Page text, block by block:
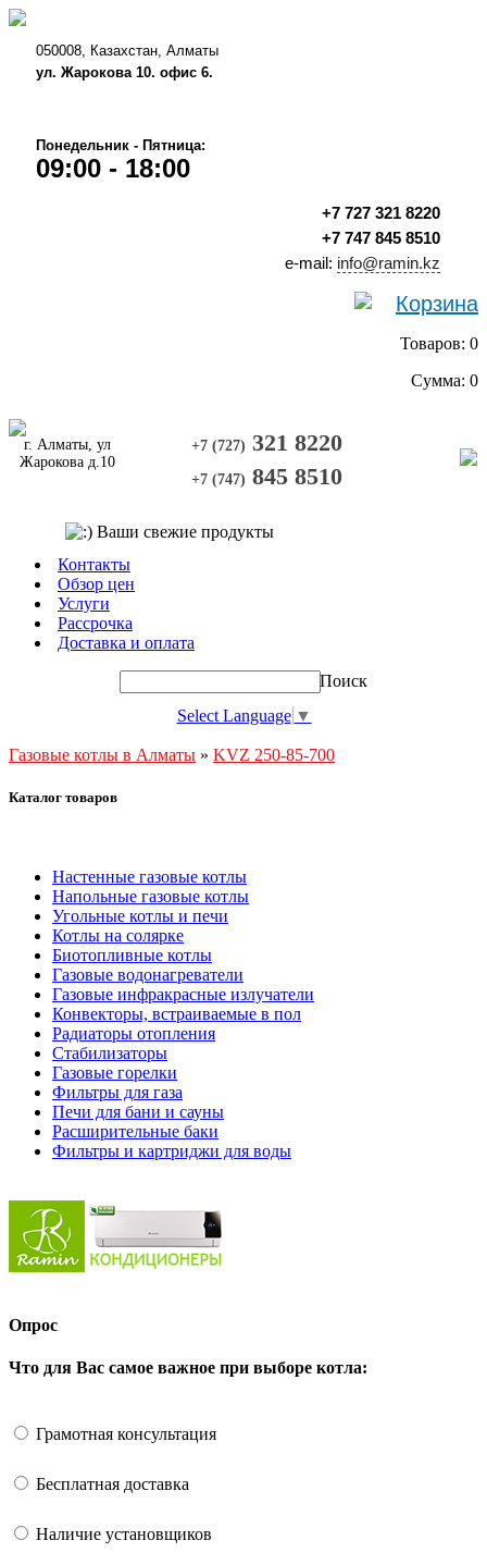
050008, Казахстан, Алматы
ул. Жарокова 10. офис 6.
Понедельник - Пятница:
09:00 - 18:00
+7 727 321 8220
+7 747 845 8510
e-mail: info@ramin.kz
Корзина
Товаров: 0
Сумма: 0
+7 (727) 321 8220
+7 (747) 845 8510
г. Алматы, ул
Жарокова д.10
Контакты
Обзор цен
Услуги
Рассрочка
Доставка и оплата
Поиск
Select Language ▼
Газовые котлы в Алматы » KVZ 250-85-700
Каталог товаров
Настенные газовые котлы
Напольные газовые котлы
Угольные котлы и печи
Котлы на солярке
Биотопливные котлы
Газовые водонагреватели
Газовые инфракрасные излучатели
Конвекторы, встраиваемые в пол
Радиаторы отопления
Стабилизаторы
Газовые горелки
Фильтры для газа
Печи для бани и сауны
Расширительные баки
Фильтры и картриджи для воды
Опрос
Что для Вас самое важное при выборе котла:
Грамотная консультация
Бесплатная доставка
Наличие установщиков